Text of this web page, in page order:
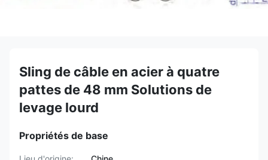
Sling de câble en acier à quatre
pattes de 48 mm Solutions de
levage lourd
Propriétés de base